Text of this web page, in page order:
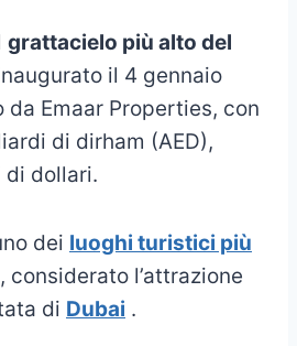
grattacielo più alto del
il 4 gennaio
Emaar Properties, con
di dirham (AED),
di dollari.
dei luoghi turistici più
, considerato l’attrazione
di Dubai .